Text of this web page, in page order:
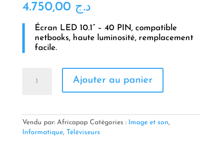
د.ج 4.750,00
Écran LED 10.1” – 40 PIN, compatible
netbooks, haute luminosité, remplacement
facile.
PIN
Ajouter au panier
Vendu par: Africapap Catégories : Image et son,
Informatique, Téléviseurs